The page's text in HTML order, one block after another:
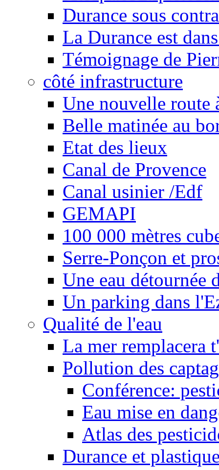
Durance sous
La Durance est
Témoignage de
côté infrastructure
Une nouvelle route
Belle matinée au
Etat des lieux
Canal de Provence
Canal usinier /Edf
GEMAPI
100 000 mètres
Serre-Ponçon et
Une eau détournée
Un parking dans
Qualité de l'eau
La mer remplacera
Pollution des
Conférence:
Eau mise en
Atlas des
Durance et